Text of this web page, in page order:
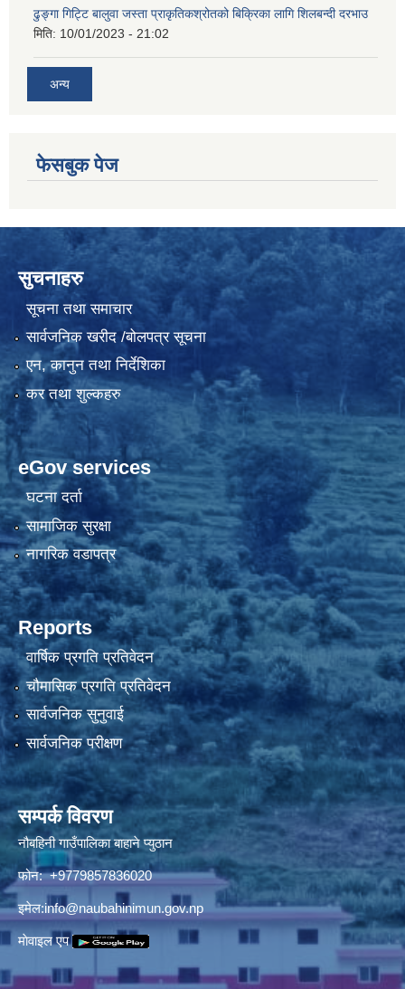
ढुङ्गा गिट्टि बालुवा जस्ता प्राकृतिकश्रोतको बिक्रिका लागि शिलबन्दी दरभाउ
मिति: 10/01/2023 - 21:02
अन्य
फेसबुक पेज
सुचनाहरु
सूचना तथा समाचार
सार्वजनिक खरीद /बोलपत्र सूचना
एन, कानुन तथा निर्देशिका
कर तथा शुल्कहरु
eGov services
घटना दर्ता
सामाजिक सुरक्षा
नागरिक वडापत्र
Reports
वार्षिक प्रगति प्रतिवेदन
चौमासिक प्रगति प्रतिवेदन
सार्वजनिक सुनुवाई
सार्वजनिक परीक्षण
सम्पर्क विवरण
नौबहिनी गाउँपालिका बाहाने प्युठान
फोन: +9779857836020
इमेल:info@naubahinimun.gov.np
माेवाइल एप